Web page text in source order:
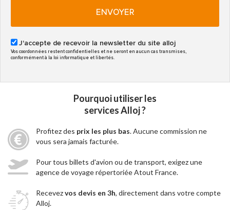
ENVOYER
J'accepte de recevoir la newsletter du site alloj
Vos coordonnées restent confidentielles et ne seront en aucun cas transmises,
conformément à la loi informatique et libertés.
Pourquoi utiliser les
services Alloj ?
Profitez des prix les plus bas. Aucune commission ne
vous sera jamais facturée.
Pour tous billets d'avion ou de transport, exigez une
agence de voyage répertoriée Atout France.
Recevezvos devis en 3h, directement dans votre compte
Alloj.